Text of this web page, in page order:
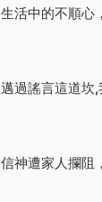
生活中的不順心
邁過謠言這道坎
信神遭家人攔阻